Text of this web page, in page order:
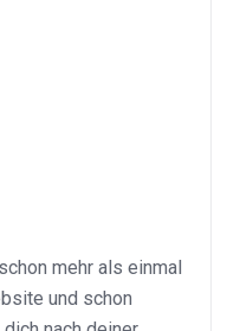
mehr als einmal
und schon